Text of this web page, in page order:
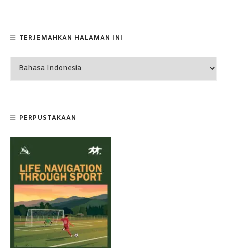
TERJEMAHKAN HALAMAN INI
PERPUSTAKAAN